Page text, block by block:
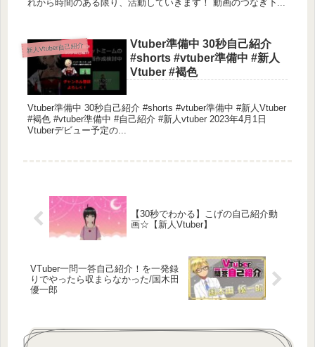
れから時間のある限り、活動していきます！ 動画のつなぎ下...
新人Vtuber自己紹介
Vtuber準備中 30秒自己紹介
#shorts #vtuber準備中 #新人
Vtuber #褐色
Vtuber準備中 30秒自己紹介 #shorts #vtuber準備中 #新人Vtuber
#褐色 #vtuber準備中 #自己紹介 #新人vtuber 2023年4月1日
Vtuberデビュー予定の...
【30秒でわかる】こげの自己紹介動
画☆【新人Vtuber】
VTuber一問一答自己紹介！を一発録
りでやったら収まらなかった/国木田
優一郎